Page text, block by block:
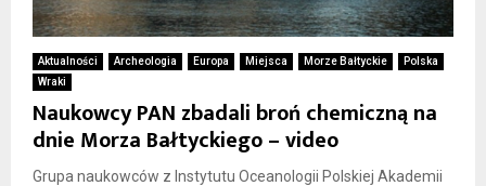
Aktualności Archeologia Europa Miejsca Morze Bałtyckie
Polska
Wraki
Naukowcy PAN zbadali broń chemiczną na
dnie Morza Bałtyckiego – video
Grupa naukowców z Instytutu Oceanologii Polskiej Akademii